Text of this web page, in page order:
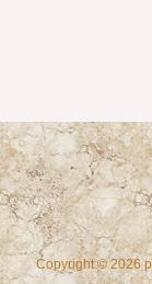
Copyright © 2026